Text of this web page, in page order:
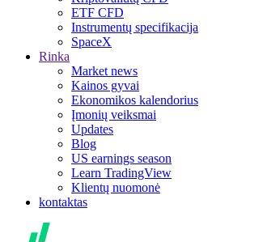
ETF CFD
Instrumentų specifikacija
SpaceX
Rinka
Market news
Kainos gyvai
Ekonomikos kalendorius
Įmonių veiksmai
Updates
Blog
US earnings season
Learn TradingView
Klientų nuomonė
kontaktas